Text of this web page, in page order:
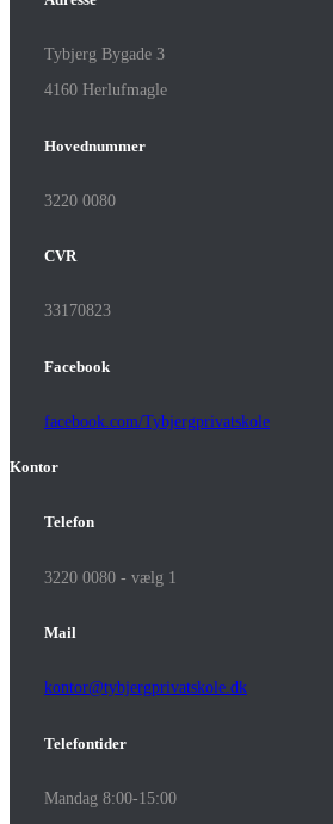
Tybjerg Bygade 3
4160 Herlufmagle
Hovednummer
3220 0080
CVR
33170823
Facebook
facebook.com/Tybjergprivatskole
Kontor
Telefon
3220 0080 - vælg 1
Mail
kontor@tybjergprivatskole.dk
Telefontider
Mandag 8:00-15:00